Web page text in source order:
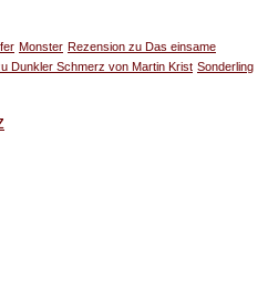
Monster Rezension zu Das einsame
Dunkler Schmerz von Martin Krist Sonderling